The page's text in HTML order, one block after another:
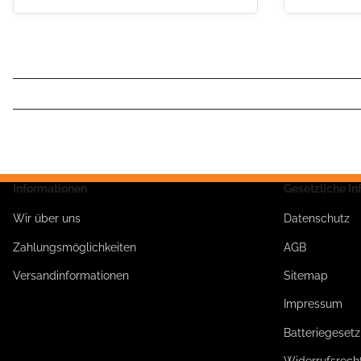
Informationen
Wir über uns
Zahlungsmöglichkeiten
Versandinformationen
Gesetzliche
Datenschutz
AGB
Sitemap
Impressum